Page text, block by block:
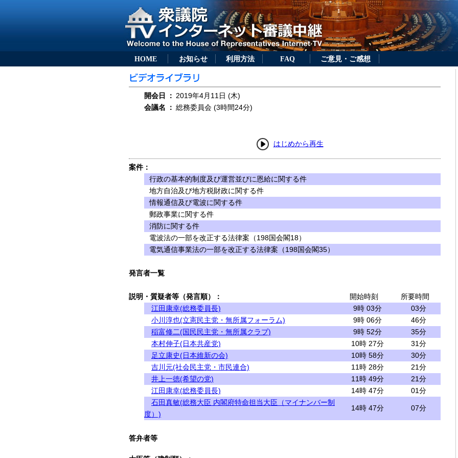
HOME お知らせ 利用方法 FAQ ご意見・ご感想
開会日 ： 2019年4月11日 (木)
会議名
： 総務委員会 (3時間24分)
はじめから再生
案件：
行政の基本的制度及び運営並びに恩給に関する件
地方自治及び地方税財政に関する件
情報通信及び電波に関する件
郵政事業に関する件
消防に関する件
電波法の一部を改正する法律案（198国会閣18）
電気通信事業法の一部を改正する法律案（198国会閣35）
発言者一覧
説明・質疑者等（発言順）： 開始時刻
所要時間
江田康幸(総務委員長)
9時 03分
03分
小川淳也(立憲民主党・無所属フォーラム)
9時 06分
46分
稲富修二(国民民主党・無所属クラブ)
9時 52分
35分
本村伸子(日本共産党)
10時 27分
31分
足立康史(日本維新の会)
10時 58分
30分
吉川元(社会民主党・市民連合)
11時 28分
21分
井上一徳(希望の党)
11時 49分
21分
江田康幸(総務委員長)
14時 47分
01分
石田真敏(総務大臣 内閣府特命担当大臣（マイナンバー制
度）)
14時 47分 07分
答弁者等